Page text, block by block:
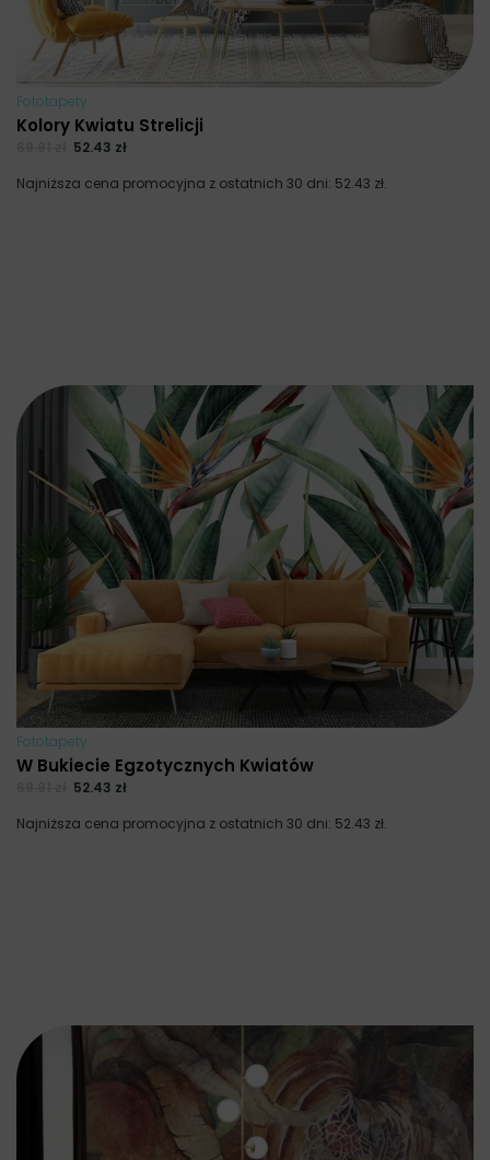
Fototapety
Kolory Kwiatu Strelicji
52.43 zł
Najniższa cena promocyjna z ostatnich 30 dni: 52.43 zł.
Fototapety
W Bukiecie Egzotycznych Kwiatów
52.43 zł
Najniższa cena promocyjna z ostatnich 30 dni: 52.43 zł.